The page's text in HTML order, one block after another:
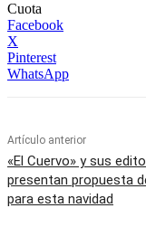
Cuota
Facebook
X
Pinterest
WhatsApp
Artículo anterior
«El Cuervo» y sus
presentan propuesta
para esta navidad